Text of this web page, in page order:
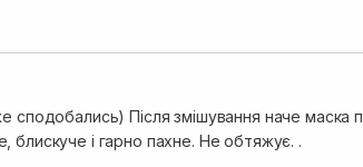
сподобались) Після змішування наче маска
блискуче і гарно пахне. Не обтяжує. .